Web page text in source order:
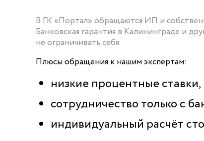
В ГК «Портал» обращаются ИП и
Банковская гарантия в Калининграде и
не ограничивать себя.
Плюсы обращения к нашим экспертам:
низкие процентные
сотрудничество только с
индивидуальный расчёт